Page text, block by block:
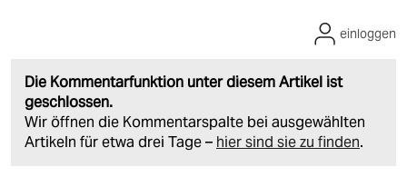
Die Kommentarfunktion unter diesem Artikel ist
geschlossen.
Wir öffnen die Kommentarspalte bei ausgewählten
Artikeln für etwa drei Tage – hier sind sie zu finden.
einloggen